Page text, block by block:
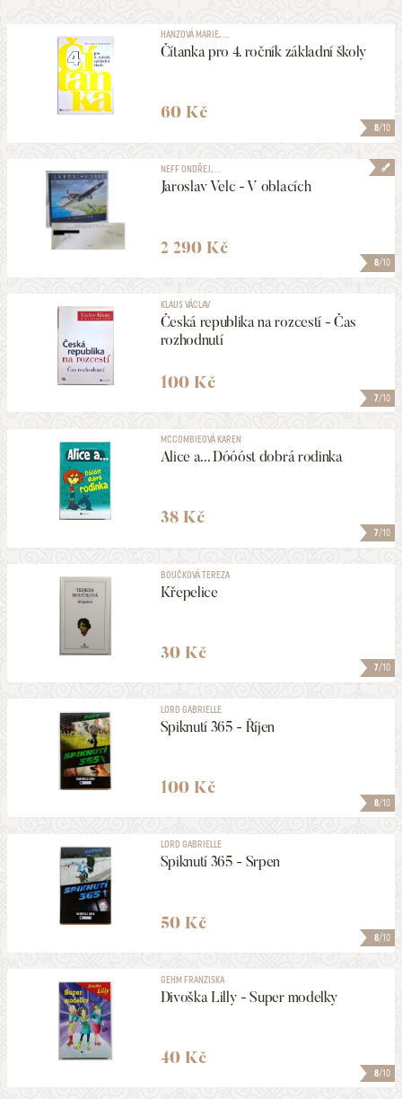
8/10
HANZOVÁ MARIE, ...
Čítanka pro 4. ročník základní školy
60 Kč
8/10
NEFF ONDŘEJ, ...
Jaroslav Velc - V oblacích
2 290 Kč
7/10
KLAUS VÁCLAV
Česká republika na rozcestí - Čas
rozhodnutí
100 Kč
7/10
MCCOMBIEOVÁ KAREN
Alice a... Dóóóst dobrá rodinka
38 Kč
7/10
BOUČKOVÁ TEREZA
Křepelice
30 Kč
8/10
LORD GABRIELLE
Spiknutí 365 - Říjen
100 Kč
8/10
LORD GABRIELLE
Spiknutí 365 - Srpen
50 Kč
8/10
GEHM FRANZISKA
Divoška Lilly - Super modelky
40 Kč